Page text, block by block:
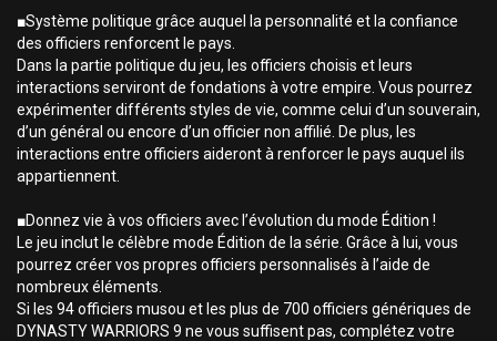
■Système politique grâce auquel la personnalité et la confiance
des officiers renforcent le pays.
Dans la partie politique du jeu, les officiers choisis et leurs
interactions serviront de fondations à votre empire. Vous pourrez
expérimenter différents styles de vie, comme celui d’un souverain,
d’un général ou encore d’un officier non affilié. De plus, les
interactions entre officiers aideront à renforcer le pays auquel ils
appartiennent.
■Donnez vie à vos officiers avec l’évolution du mode Édition !
Le jeu inclut le célèbre mode Édition de la série. Grâce à lui, vous
pourrez créer vos propres officiers personnalisés à l’aide de
nombreux éléments.
Si les 94 officiers musou et les plus de 700 officiers génériques de
DYNASTY WARRIORS 9 ne vous suffisent pas, complétez votre